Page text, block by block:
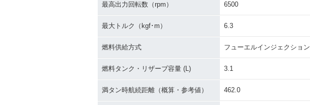
最高出力回転数（rpm） 6500
最大トルク（kgf･m） 6.3
燃料供給方式 フューエルインジェクション
燃料タンク・リザーブ容量 (L) 3.1
満タン時航続距離（概算・参考値） 462.0